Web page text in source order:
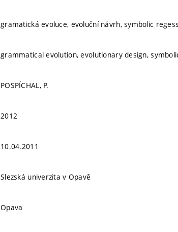
gramatická evoluce, evoluční návrh, symbolic
grammatical evolution, evolutionary design,
POSPÍCHAL, P.
2012
10.04.2011
Slezská univerzita v Opavě
Opava